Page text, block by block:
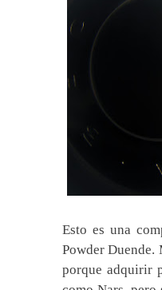
Esto es una
Powder Duende.
porque adquirir